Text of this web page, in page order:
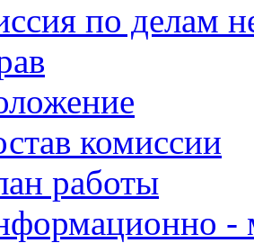
по делам
комиссии
работы
-